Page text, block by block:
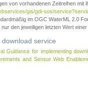
von vorhandenen Zeitreihen mit
gis/gdi-sos/
im OGC WaterML 2.0
den jeweiligen letzten Wert einer
download service
Guidance for implementing
and Sensor Web